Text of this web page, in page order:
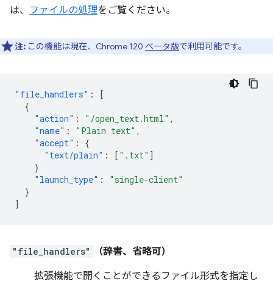
は、 ファイルの処理をご覧ください。
注: この機能は現在、Chrome 120 ベータ版で利用可能です。
"file_handlers" :
[
{
"action" : "/open_text.html" ,
"name" : "Plain text" ,
"accept" :
{
"text/plain" : [ ".txt" ]
}
"launch_type" :
"single-client"
}
]
"file_handlers"
（辞書、省略可）
拡張機能で開くことができるファイル形式を指定し